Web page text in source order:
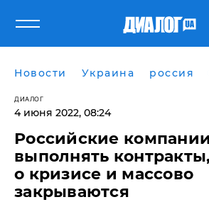
Новости Украина россия
ДИАЛОГ
4 июня 2022, 08:24
Российские
выполнять
о кризисе и массово
закрываются